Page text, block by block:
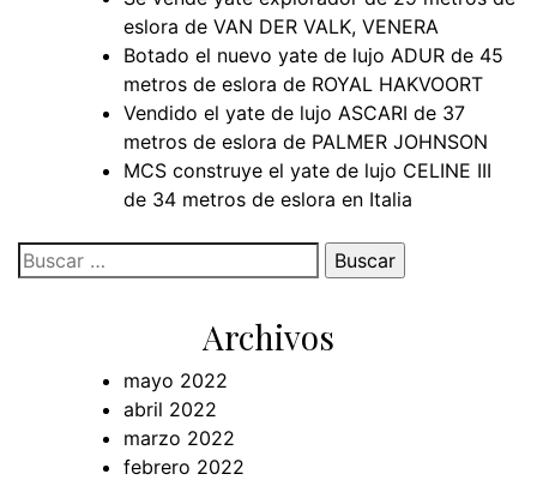
eslora de VAN DER VALK, VENERA
Botado el nuevo yate de lujo ADUR de 45
metros de eslora de ROYAL HAKVOORT
Vendido el yate de lujo ASCARI de 37
metros de eslora de PALMER JOHNSON
MCS construye el yate de lujo CELINE III
de 34 metros de eslora en Italia
Buscar:
Archivos
mayo 2022
abril 2022
marzo 2022
febrero 2022